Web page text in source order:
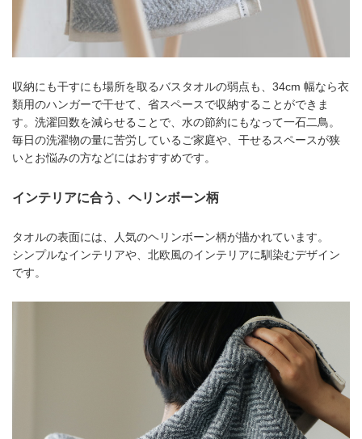
収納にも干すにも場所を取るバスタオルの弱点も、34cm 幅なら衣
類用のハンガーで干せて、省スペースで収納することができま
す。洗濯回数を減らせることで、水の節約にもなって一石二鳥。
毎日の洗濯物の量に苦労しているご家庭や、干せるスペースが狭
いとお悩みの方などにはおすすめです。
インテリアに合う、ヘリンボーン柄
タオルの表面には、人気のヘリンボーン柄が描かれています。
シンプルなインテリアや、北欧風のインテリアに馴染むデザイン
です。